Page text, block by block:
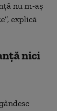
nu m-aș
explică
nici